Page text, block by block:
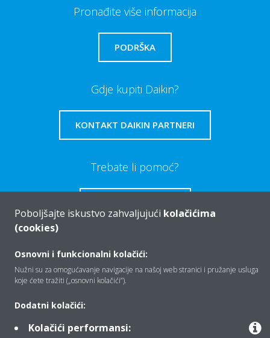
Pronađite više informacija
PODRŠKA
Gdje kupiti Daikin?
KONTAKT DAIKIN PARTNERI
Trebate li pomoć?
Tko smo mi
Rješenja
Poboljšajte iskustvo zahvaljujući kolačićima
(cookies)
Osnovni i funkcionalni kolačići:
Nužni su za omogućavanje navigacije na našoj web stranici i pružanje usluga
koje ćete tražiti („osnovni kolačići”).
Dodatni kolačići:
Kolačići performansi: